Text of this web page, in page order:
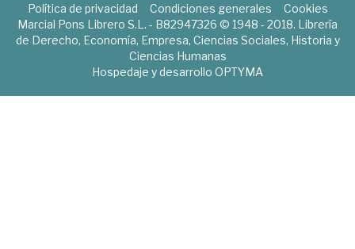
Política de privacidad Condiciones generales
Cookies
Marcial Pons Librero S.L. - B82947326 © 1948 - 2018. Librería
de Derecho, Economía, Empresa, Ciencias Sociales, Historia y
Ciencias Humanas
Hospedaje y desarrollo OPTYMA